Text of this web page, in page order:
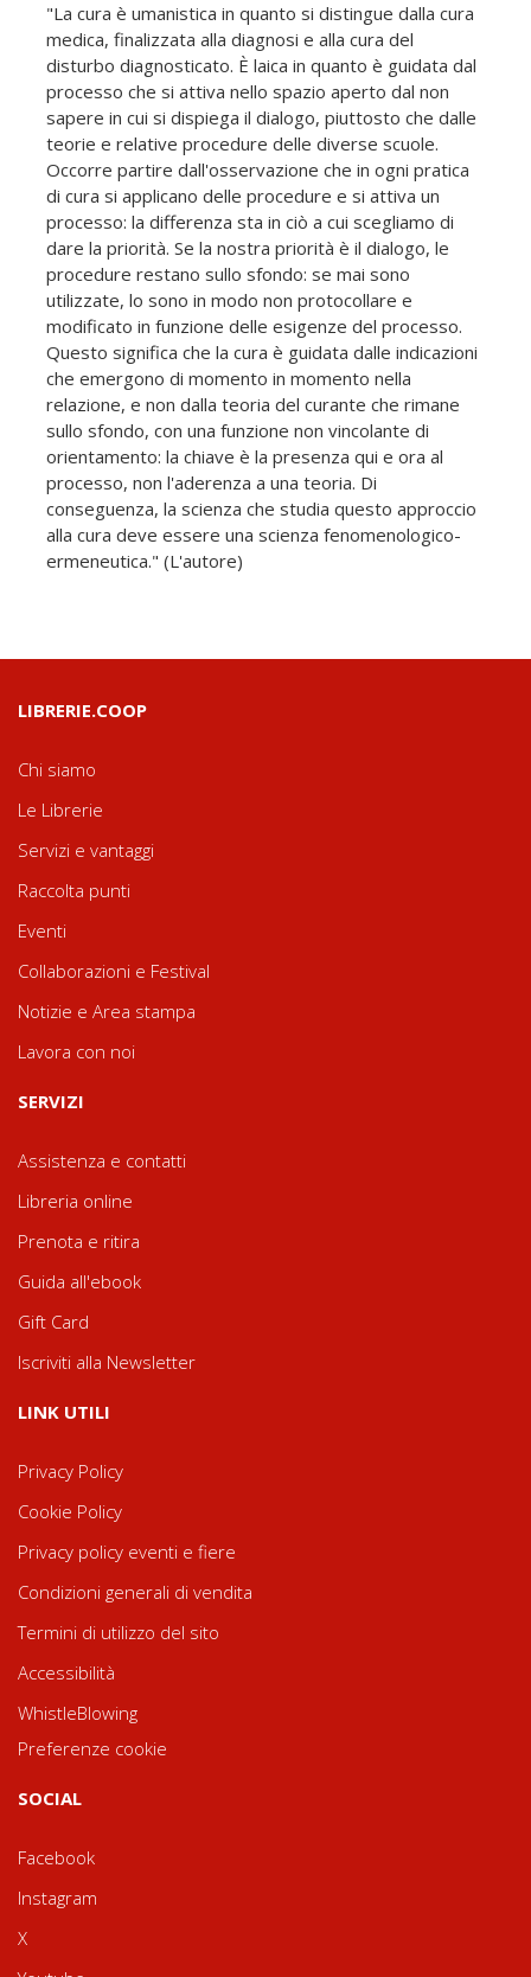
"La cura è umanistica in quanto si distingue dalla cura
medica, finalizzata alla diagnosi e alla cura del
disturbo diagnosticato. È laica in quanto è guidata dal
processo che si attiva nello spazio aperto dal non
sapere in cui si dispiega il dialogo, piuttosto che dalle
teorie e relative procedure delle diverse scuole.
Occorre partire dall'osservazione che in ogni pratica
di cura si applicano delle procedure e si attiva un
processo: la differenza sta in ciò a cui scegliamo di
dare la priorità. Se la nostra priorità è il dialogo, le
procedure restano sullo sfondo: se mai sono
utilizzate, lo sono in modo non protocollare e
modificato in funzione delle esigenze del processo.
Questo significa che la cura è guidata dalle indicazioni
che emergono di momento in momento nella
relazione, e non dalla teoria del curante che rimane
sullo sfondo, con una funzione non vincolante di
orientamento: la chiave è la presenza qui e ora al
processo, non l'aderenza a una teoria. Di
conseguenza, la scienza che studia questo approccio
alla cura deve essere una scienza fenomenologico-
ermeneutica." (L'autore)
LIBRERIE.COOP
Chi siamo
Le Librerie
Servizi e vantaggi
Raccolta punti
Eventi
Collaborazioni e Festival
Notizie e Area stampa
Lavora con noi
SERVIZI
Assistenza e contatti
Libreria online
Prenota e ritira
Guida all'ebook
Gift Card
Iscriviti alla Newsletter
LINK UTILI
Privacy Policy
Cookie Policy
Privacy policy eventi e fiere
Condizioni generali di vendita
Termini di utilizzo del sito
Accessibilità
WhistleBlowing
Preferenze cookie
SOCIAL
Facebook
Instagram
X